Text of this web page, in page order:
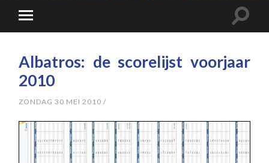
Albatros: de scorelijst voorjaar
2010
ZONDAG 30 MEI 2010 /